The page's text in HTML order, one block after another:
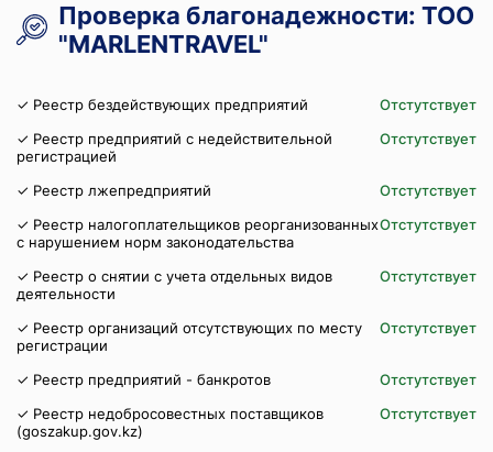
Проверка благонадежности: ТОО
"MARLENTRAVEL"
✓ Реестр бездействующих предприятий
Отстутствует
✓ Реестр предприятий с недействительной
регистрацией
Отстутствует
✓ Реестр лжепредприятий
Отстутствует
✓ Реестр налогоплательщиков реорганизованных
с нарушением норм законодательства
Отстутствует
✓ Реестр о снятии с учета отдельных видов
деятельности
Отстутствует
✓ Реестр организаций отсутствующих по месту
регистрации
Отстутствует
✓ Реестр предприятий - банкротов
Отстутствует
✓ Реестр недобросовестных поставщиков
(goszakup.gov.kz)
Отстутствует